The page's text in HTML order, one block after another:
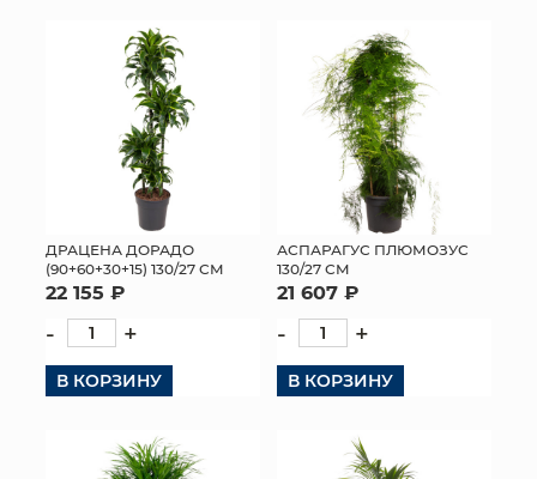
ДРАЦЕНА ДОРАДО
(90+60+30+15) 130/27 СМ
22 155 ₽
- +
В КОРЗИНУ
АСПАРАГУС ПЛЮМОЗУС
130/27 СМ
21 607 ₽
- +
В КОРЗИНУ